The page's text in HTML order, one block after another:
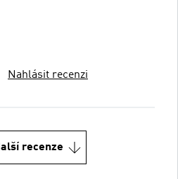
Nahlásit recenzi
recenze